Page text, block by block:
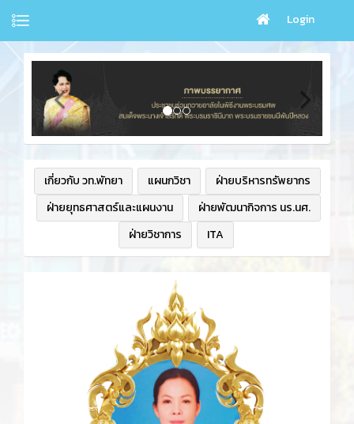
Login
เกี่ยวกับ วท.พัทยา แผนกวิชา
ฝ่ายบริหารทรัพยากร
ฝ่ายยุทธศาสตร์และแผนงาน
ฝ่ายพัฒนากิจการ นร.นศ.
ฝ่ายวิชาการ
ITA